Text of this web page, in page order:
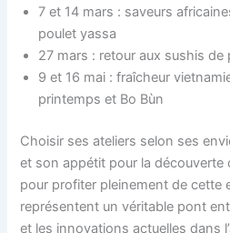
7 et 14 mars : saveurs
poulet yassa
27 mars : retour aux sushis de
9 et 16 mai : fraîcheur
printemps et Bo Bùn
Choisir ses ateliers selon ses
et son appétit pour la découverte
pour profiter pleinement de cette
représentent un véritable pont
et les innovations actuelles dans